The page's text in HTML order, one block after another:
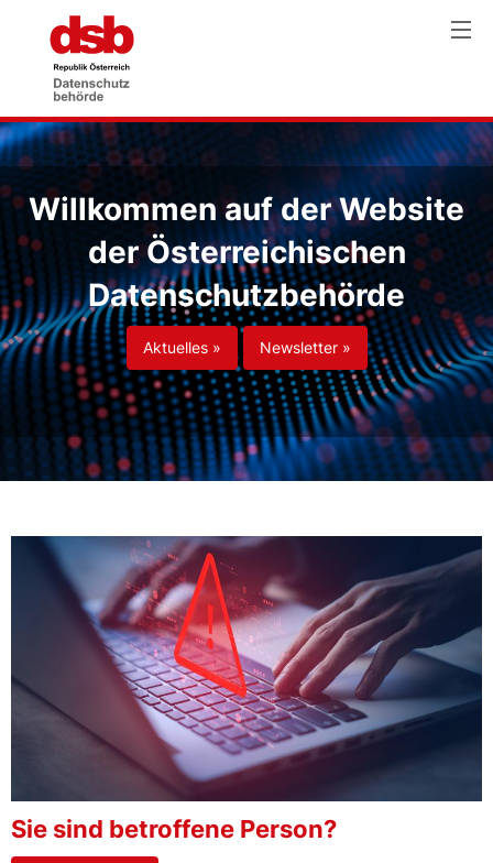
Willkommen auf der Website
der Österreichischen
Datenschutzbehörde
Aktuelles » Newsletter »
Sie sind betroffene Person?